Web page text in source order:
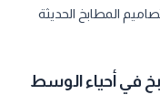
المطابخ الحديثة
في أحياء الوسط